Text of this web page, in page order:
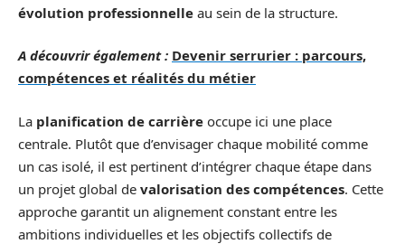
évolution professionnelle au sein de la structure.
A découvrir également : Devenir serrurier : parcours,
compétences et réalités du métier
La planification de carrière occupe ici une place
centrale. Plutôt que d’envisager chaque mobilité comme
un cas isolé, il est pertinent d’intégrer chaque étape dans
un projet global de valorisation des compétences. Cette
approche garantit un alignement constant entre les
ambitions individuelles et les objectifs collectifs de